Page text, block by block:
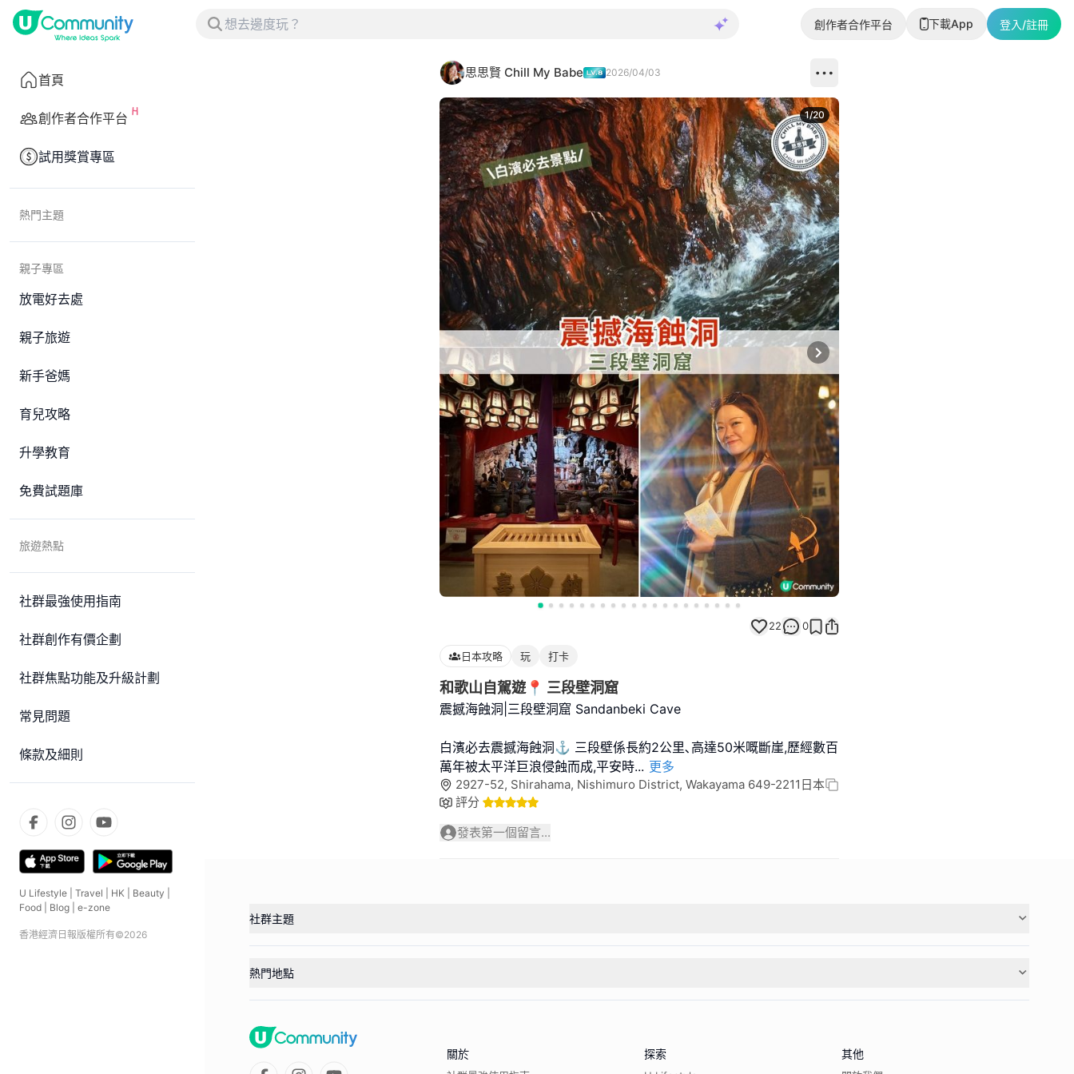
創作者合作平台 下載App 登入/註冊
首頁
創作者合作平台
試用獎賞專區
熱門主題
親子專區
放電好去處
親子旅遊
新手爸媽
育兒攻略
升學教育
免費試題庫
旅遊熱點
社群最強使用指南
社群創作有價企劃
社群焦點功能及升級計劃
常見問題
條款及細則
U Lifestyle Travel HK Beauty
Food
Blog e-zone
香港經濟日報版權所有©2026
思思賢 Chill My Babe 2026/04/03
Next slide
1/20
22 0
日本攻略 玩 打卡
和歌山自駕遊📍 三段壁洞窟
震撼海蝕洞|三段壁洞窟 Sandanbeki Cave
白濱必去震撼海蝕洞⚓️ 三段壁係長約2公里､高達50米嘅斷崖,歷經數百
萬年被太平洋巨浪侵蝕而成,平安時... 更多
2927-52, Shirahama, Nishimuro District, Wakayama 649-2211日本
評分
發表第一個留言...
社群主題
熱門地點
關於 探索 其他